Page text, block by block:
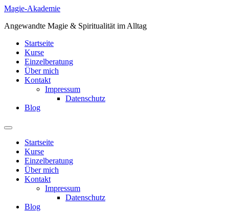
Zum
springen
Magie-Akademie
Angewandte Magie & Spiritualität im Alltag
Startseite
Kurse
Einzelberatung
Über mich
Kontakt
Impressum
Datenschutz
Blog
Startseite
Kurse
Einzelberatung
Über mich
Kontakt
Impressum
Datenschutz
Blog